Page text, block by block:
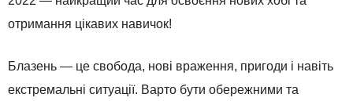
отримання цікавих навичок!
Блазень — це свобода, нові враження, пригоди і навіть
екстремальні ситуації. Варто бути обережними та